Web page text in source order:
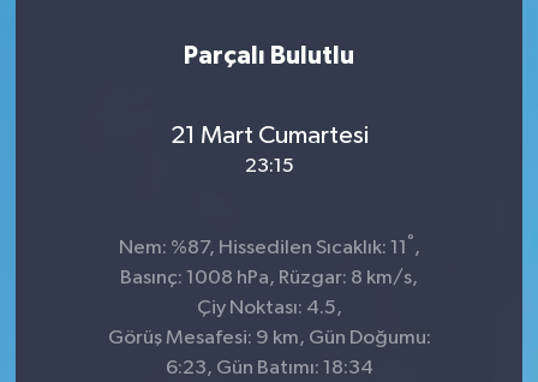
Parçalı Bulutlu
21 Mart Cumartesi
23:15
Nem: %87, Hissedilen Sıcaklık: 11 ° ,
Basınç: 1008 hPa, Rüzgar: 8 km/s,
Çiy Noktası: 4.5,
Görüş Mesafesi: 9 km, Gün Doğumu:
6:23, Gün Batımı: 18:34